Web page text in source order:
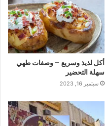
أكل لذيذ وسريع – وصفات طهي
سهلة التحضير
سبتمبر 16, 2023